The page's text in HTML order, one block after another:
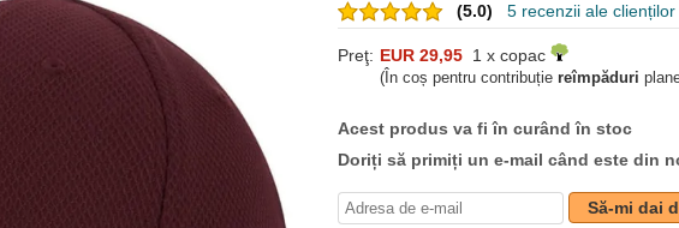
(5.0) 5 recenzii ale clienților
Preţ: EUR 29,95 1 x copac
(În coș pentru contribuție reîmpăduri
Acest produs va fi în curând în stoc
Doriți să primiți un e-mail când este din
Să-mi dai